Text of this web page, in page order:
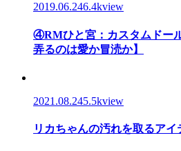
2019.06.246.4kview
④RMひと宮：カスタムドー
弄るのは愛か冒涜か】
2021.08.245.5kview
リカちゃんの汚れを取るアイ